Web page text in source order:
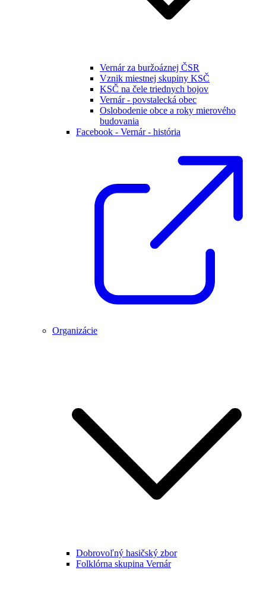
Vernár za buržoáznej ČSR
Vznik miestnej skupiny KSČ
KSČ na čele triednych bojov
Vernár - povstalecká obec
Oslobodenie obce a roky mierového
budovania
Facebook - Vernár - história
Organizácie
Dobrovoľný hasičský zbor
Folklórna skupina Vernár